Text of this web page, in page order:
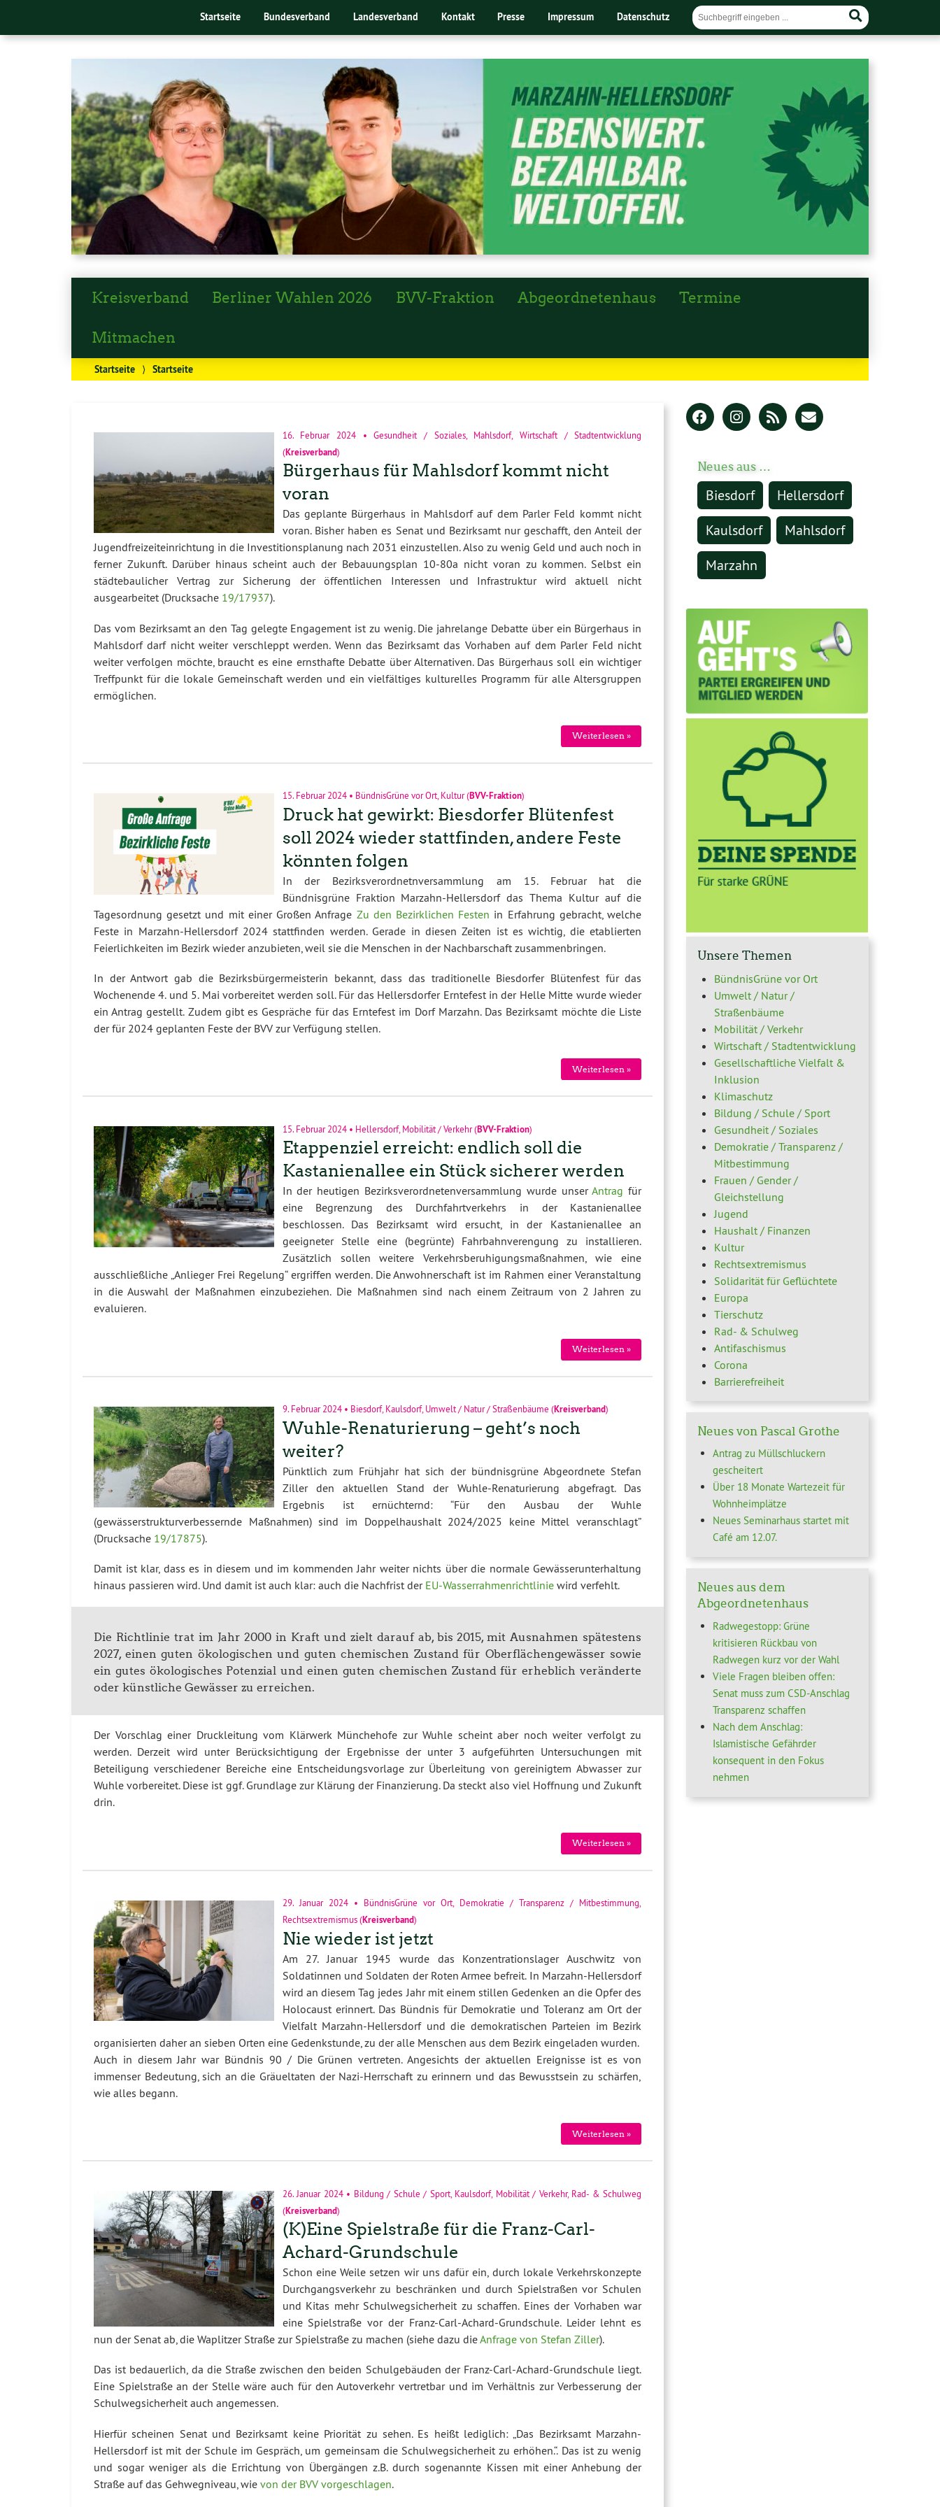
Startseite Bundesverband Landesverband Kontakt Presse Impressum Datenschutz
Kreisverband Berliner Wahlen 2026 BVV-Fraktion Abgeordnetenhaus Termine
Mitmachen
Startseite ⟩ Startseite
16. Februar 2024•Gesundheit / Soziales, Mahlsdorf, Wirtschaft / Stadtentwicklung
(Kreisverband)
Bürgerhaus für Mahlsdorf kommt nicht
voran
Das geplante Bürgerhaus in Mahlsdorf auf dem Parler Feld kommt nicht
voran. Bisher haben es Senat und Bezirksamt nur geschafft, den Anteil der
Jugendfreizeiteinrichtung in die Investitionsplanung nach 2031 einzustellen. Also zu wenig Geld und auch noch in
ferner Zukunft. Darüber hinaus scheint auch der Bebauungsplan 10-80a nicht voran zu kommen. Selbst ein
städtebaulicher Vertrag zur Sicherung der öffentlichen Interessen und Infrastruktur wird aktuell nicht
ausgearbeitet (Drucksache 19/17937).
Das vom Bezirksamt an den Tag gelegte Engagement ist zu wenig. Die jahrelange Debatte über ein Bürgerhaus in
Mahlsdorf darf nicht weiter verschleppt werden. Wenn das Bezirksamt das Vorhaben auf dem Parler Feld nicht
weiter verfolgen möchte, braucht es eine ernsthafte Debatte über Alternativen. Das Bürgerhaus soll ein wichtiger
Treffpunkt für die lokale Gemeinschaft werden und ein vielfältiges kulturelles Programm für alle Altersgruppen
ermöglichen.
Weiterlesen »
15. Februar 2024• BündnisGrüne vor Ort, Kultur(BVV-Fraktion)
Druck hat gewirkt: Biesdorfer Blütenfest
soll 2024 wieder stattfinden, andere Feste
könnten folgen
In der Bezirksverordnetnversammlung am 15. Februar hat die
Bündnisgrüne Fraktion Marzahn-Hellersdorf das Thema Kultur auf die
Tagesordnung gesetzt und mit einer Großen Anfrage Zu den Bezirklichen Festen in Erfahrung gebracht, welche
Feste in Marzahn-Hellersdorf 2024 stattfinden werden. Gerade in diesen Zeiten ist es wichtig, die etablierten
Feierlichkeiten im Bezirk wieder anzubieten, weil sie die Menschen in der Nachbarschaft zusammenbringen.
In der Antwort gab die Bezirksbürgermeisterin bekannt, dass das traditionelle Biesdorfer Blütenfest für das
Wochenende 4. und 5. Mai vorbereitet werden soll. Für das Hellersdorfer Erntefest in der Helle Mitte wurde wieder
ein Antrag gestellt. Zudem gibt es Gespräche für das Erntefest im Dorf Marzahn. Das Bezirksamt möchte die Liste
der für 2024 geplanten Feste der BVV zur Verfügung stellen.
Weiterlesen »
15. Februar 2024• Hellersdorf, Mobilität / Verkehr(BVV-Fraktion)
Etappenziel erreicht: endlich soll die
Kastanienallee ein Stück sicherer werden
In der heutigen Bezirksverordnetenversammlung wurde unserAntrag für
eine Begrenzung des Durchfahrtverkehrs in der Kastanienallee
beschlossen. Das Bezirksamt wird ersucht, in der Kastanienallee an
geeigneter Stelle eine (begrünte) Fahrbahnverengung zu installieren.
Zusätzlich sollen weitere Verkehrsberuhigungsmaßnahmen, wie eine
ausschließliche „Anlieger Frei Regelung“ ergriffen werden. Die Anwohnerschaft ist im Rahmen einer Veranstaltung
in die Auswahl der Maßnahmen einzubeziehen. Die Maßnahmen sind nach einem Zeitraum von 2 Jahren zu
evaluieren.
Weiterlesen »
9. Februar 2024• Biesdorf, Kaulsdorf, Umwelt / Natur / Straßenbäume (Kreisverband)
Wuhle-Renaturierung – geht’s noch
weiter?
Pünktlich zum Frühjahr hat sich der bündnisgrüne Abgeordnete Stefan
Ziller den aktuellen Stand der Wuhle-Renaturierung abgefragt. Das
Ergebnis ist ernüchternd: “Für den Ausbau der Wuhle
(gewässerstrukturverbessernde Maßnahmen) sind im Doppelhaushalt 2024/2025 keine Mittel veranschlagt”
(Drucksache 19/17875).
Damit ist klar, dass es in diesem und im kommenden Jahr weiter nichts über die normale Gewässerunterhaltung
hinaus passieren wird. Und damit ist auch klar: auch die Nachfrist der EU-Wasserrahmenrichtlinie wird verfehlt.
Die Richtlinie trat im Jahr 2000 in Kraft und zielt darauf ab, bis 2015, mit Ausnahmen spätestens
2027, einen guten ökologischen und guten chemischen Zustand für Oberflächengewässer sowie
ein gutes ökologisches Potenzial und einen guten chemischen Zustand für erheblich veränderte
oder künstliche Gewässer zu erreichen.
Der Vorschlag einer Druckleitung vom Klärwerk Münchehofe zur Wuhle scheint aber noch weiter verfolgt zu
werden. Derzeit wird unter Berücksichtigung der Ergebnisse der unter 3 aufgeführten Untersuchungen mit
Beteiligung verschiedener Bereiche eine Entscheidungsvorlage zur Überleitung von gereinigtem Abwasser zur
Wuhle vorbereitet. Diese ist ggf. Grundlage zur Klärung der Finanzierung. Da steckt also viel Hoffnung und Zukunft
drin.
Weiterlesen »
29. Januar 2024• BündnisGrüne vor Ort, Demokratie / Transparenz / Mitbestimmung
Rechtsextremismus(Kreisverband)
Nie wieder ist jetzt
Am 27. Januar 1945 wurde das Konzentrationslager Auschwitz von
Soldatinnen und Soldaten der Roten Armee befreit. In Marzahn-Hellersdorf
wird an diesem Tag jedes Jahr mit einem stillen Gedenken an die Opfer des
Holocaust erinnert. Das Bündnis für Demokratie und Toleranz am Ort der
Vielfalt Marzahn-Hellersdorf und die demokratischen Parteien im Bezirk
organisierten daheran sieben Orten eine Gedenkstunde, zu der alle Menschen aus dem Bezirk eingeladen wurden.
Auch in diesem Jahr war Bündnis 90 / Die Grünen vertreten.Angesichts der aktuellen Ereignisse ist es von
immenser Bedeutung , sich an die Gräueltaten der Nazi-Herrschaft zu erinnern und das Bewusstsein zu schärfen,
wie alles begann.
Weiterlesen »
26. Januar 2024• Bildung / Schule / Sport, Kaulsdorf, Mobilität / Verkehr, Rad- & Schulweg
(Kreisverband)
(K)Eine Spielstraße für die Franz-Carl-
Achard-Grundschule
Schon eine Weile setzen wir uns dafür ein, durch lokale Verkehrskonzepte
Durchgangsverkehr zu beschränken und durch Spielstraßen vor Schulen
und Kitas mehr Schulwegsicherheit zu schaffen. Eines der Vorhaben war
eine Spielstraße vor der Franz-Carl-Achard-Grundschule. Leider lehnt es
nun der Senat ab, die Waplitzer Straße zur Spielstraße zu machen (siehe dazu dieAnfrage von Stefan Ziller).
Das ist bedauerlich, da die Straße zwischen den beiden Schulgebäuden der Franz-Carl-Achard-Grundschule liegt.
Eine Spielstraße an der Stelle wäre auch für den Autoverkehr vertretbar und im Verhältnis zur Verbesserung der
Schulwegsicherheit auch angemessen.
Hierfür scheinen Senat und Bezirksamt keine Priorität zu sehen. Es heißt lediglich: „Das Bezirksamt Marzahn-
Hellersdorf ist mit der Schule im Gespräch, um gemeinsam die Schulwegsicherheit zu erhöhen.“. Das ist zu wenig
und sogar weniger als die Errichtung von Übergängen z.B. durch sogenannte Kissen mit einer Anhebung der
Straße auf das Gehwegniveau, wie von der BVV vorgeschlagen.
Neues aus …
Biesdorf
Hellersdorf
Kaulsdorf
Mahlsdorf
Marzahn
Unsere Themen
BündnisGrüne vor Ort
Umwelt / Natur /
Straßenbäume
Mobilität / Verkehr
Wirtschaft / Stadtentwicklung
Gesellschaftliche Vielfalt &
Inklusion
Klimaschutz
Bildung / Schule / Sport
Gesundheit / Soziales
Demokratie / Transparenz /
Mitbestimmung
Frauen / Gender /
Gleichstellung
Jugend
Haushalt / Finanzen
Kultur
Rechtsextremismus
Solidarität für Geflüchtete
Europa
Tierschutz
Rad- & Schulweg
Antifaschismus
Corona
Barrierefreiheit
Neues von Pascal Grothe
Antrag zu Müllschluckern
gescheitert
Über 18 Monate Wartezeit für
Wohnheimplätze
Neues Seminarhaus startet mit
Café am 12.07.
Neues aus dem
Abgeordnetenhaus
Radwegestopp: Grüne
kritisieren Rückbau von
Radwegen kurz vor der Wahl
Viele Fragen bleiben offen:
Senat muss zum CSD-Anschlag
Transparenz schaffen
Nach dem Anschlag:
Islamistische Gefährder
konsequent in den Fokus
nehmen